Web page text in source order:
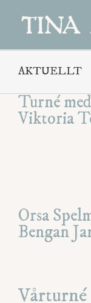
innehållet
AKTUELLT
Turné
Viktoria
Orsa
Bengan